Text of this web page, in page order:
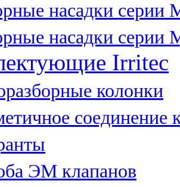
насадки серии
насадки серии
Irritec
колонки
соединение
ЭМ клапанов